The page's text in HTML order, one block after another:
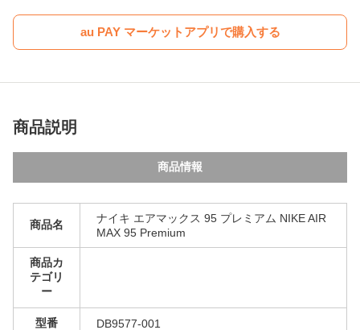
au PAY マーケットアプリで購入する
商品説明
商品情報
商品名
ナイキ エアマックス 95 プレミアム NIKE AIR
MAX 95 Premium
商品カ
テゴリ
ー
型番 DB9577-001